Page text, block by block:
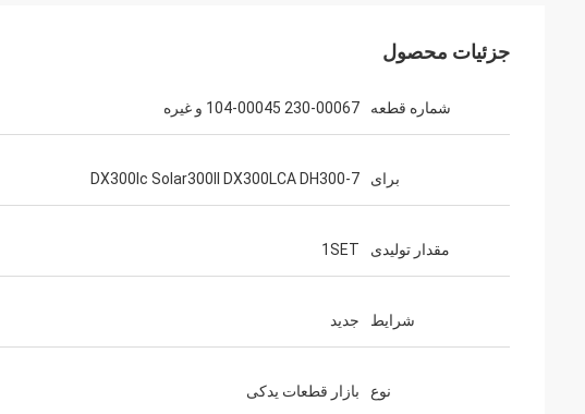
جزئیات محصول
شماره قطعه 230-00067 104-00045 و غیره
برای DX300lc Solar300ll DX300LCA DH300-7
مقدار تولیدی 1SET
شرایط جدید
نوع بازار قطعات یدکی